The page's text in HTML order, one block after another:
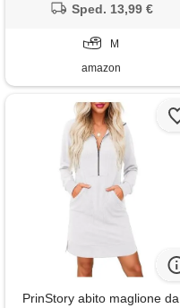
moda, bianco, m
Sped. 13,99 €
M
amazon
PrinStory abito maglione da